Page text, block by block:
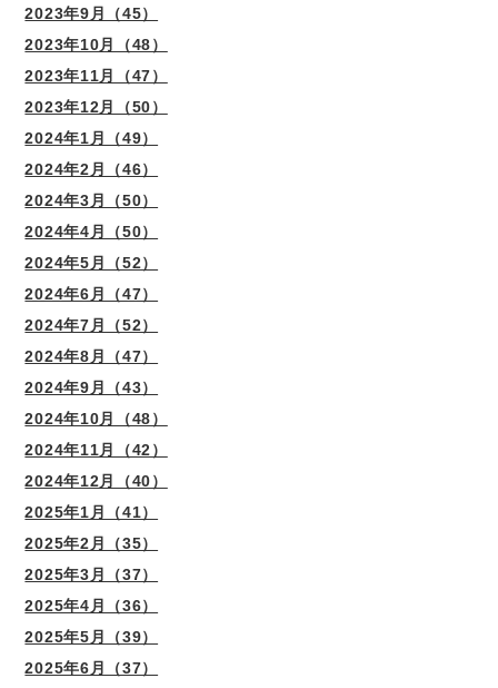
2023年9月（45）
2023年10月（48）
2023年11月（47）
2023年12月（50）
2024年1月（49）
2024年2月（46）
2024年3月（50）
2024年4月（50）
2024年5月（52）
2024年6月（47）
2024年7月（52）
2024年8月（47）
2024年9月（43）
2024年10月（48）
2024年11月（42）
2024年12月（40）
2025年1月（41）
2025年2月（35）
2025年3月（37）
2025年4月（36）
2025年5月（39）
2025年6月（37）